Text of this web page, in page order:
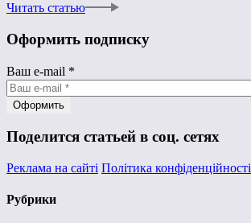
Читать статью
Оформить подписку
Ваш e-mail *
Поделится статьей в соц. сетях
Реклама на сайті Політика конфіденційності
Рубрики